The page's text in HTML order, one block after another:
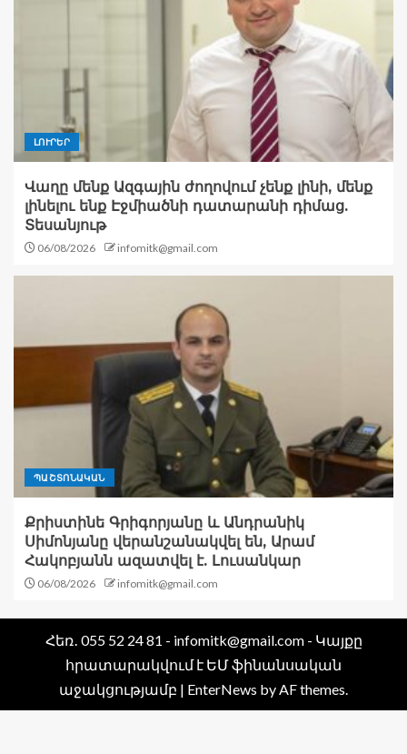
ԼՈՒՐԵՐ
Վաղը մենք Ազգային ժողովում չենք լինի, մենք
լինելու ենք Էջմիածնի դատարանի դիմաց.
Տեսանյութ
06/08/2026 infomitk@gmail.com
ՊԱՇՏՈՆԱԿԱՆ
Քրիստինե Գրիգորյանը և Անդրանիկ
Սիմոնյանը վերանշանակվել են, Արամ
Հակոբյանն ազատվել է. Լուսանկար
06/08/2026 infomitk@gmail.com
Հեռ․ 055 52 24 81 - infomitk@gmail.com - Կայքը
հրատարակվում է ԵՄ ֆինանսական
աջակցությամբ | EnterNews by AF themes.